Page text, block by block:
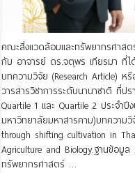
คณะสิ่งแวดล้อมและทรัพยากรศาส
กับ อาจารย์ ดร.จตุพร เทียรมา ที่
บทความวิจัย (Research Article) ห
วารสารวิชาการระดับนานาชาติ ที่ป
Quartile 1 และ Quartile 2 ประจํา
มหาวิทยาลัยมหาสารคาม)บทความวิ
through shifting cultivation in
Agriculture and Biology.ฐานข้อมู
ทรัพยากรศาสตร์ …